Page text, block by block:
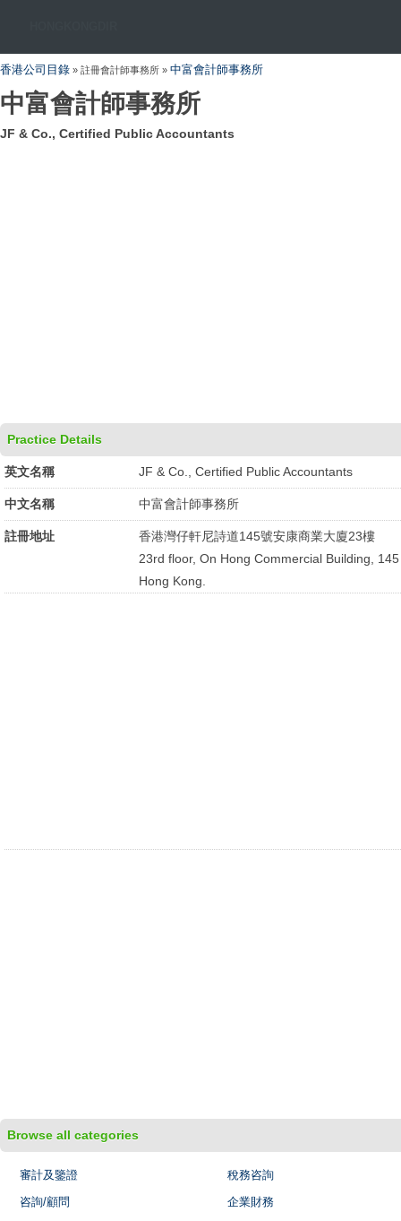
香港公司目錄 » 註冊會計師事務所 » 中富會計師事務所
中富會計師事務所
JF & Co., Certified Public Accountants
Practice Details
英文名稱 JF & Co., Certified Public Accountants
中文名稱 中富會計師事務所
註冊地址
香港灣仔軒尼詩道145號安康商業大廈23樓
23rd floor, On Hong Commercial Building,
Hong Kong.
Browse all categories
審計及鑒證
稅務咨詢
咨詢/顧問
企業財務